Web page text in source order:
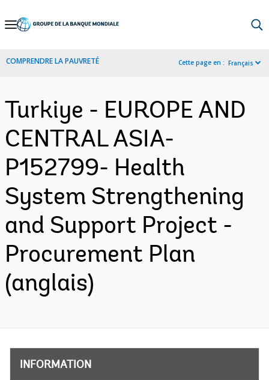
Skip
Navigation
COMPRENDRE LA PAUVRETÉ Cette page en : Français
Turkiye - EUROPE AND
CENTRAL ASIA-
P152799- Health
System Strengthening
and Support Project -
Procurement Plan
(anglais)
INFORMATION